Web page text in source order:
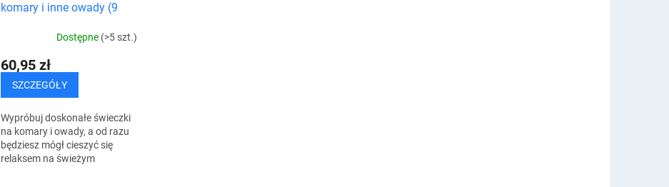
komary i inne owady (9
Dostępne (>5 szt.)
60,95 zł
SZCZEGÓŁY
Wypróbuj doskonałe świeczki
na komary i owady, a od razu
będziesz mógł cieszyć się
relaksem na świeżym